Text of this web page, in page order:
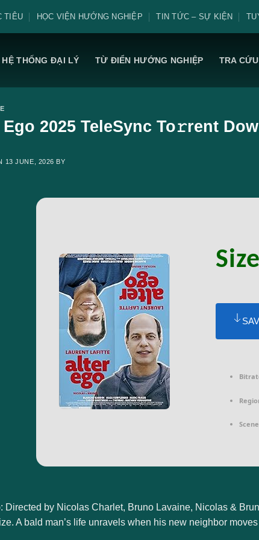
TIÊU HỌC VIỆN HƯỚNG NGHIỆP TIN TỨC – SỰ KIỆN
HỆ THỐNG ĐẠI LÝ TỪ ĐIỂN HƯỚNG NGHIỆP TRA
2025 TeleSync To𝚛rent
13 JUNE, 2026 BY
Directed by Nicolas Charlet, Bruno Lavaine, Nicolas &
A bald man’s life unravels when his new neighbor